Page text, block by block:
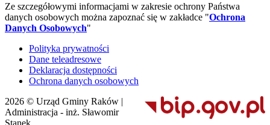
Ze szczegółowymi informacjami w zakresie ochrony Państwa
danych osobowych można zapoznać się w zakładce "Ochrona
Danych Osobowych"
Polityka prywatności
Dane teleadresowe
Deklaracja dostępności
Ochrona danych osobowych
2026 © Urząd Gminy Raków |
Administracja - inż. Sławomir
Stanek